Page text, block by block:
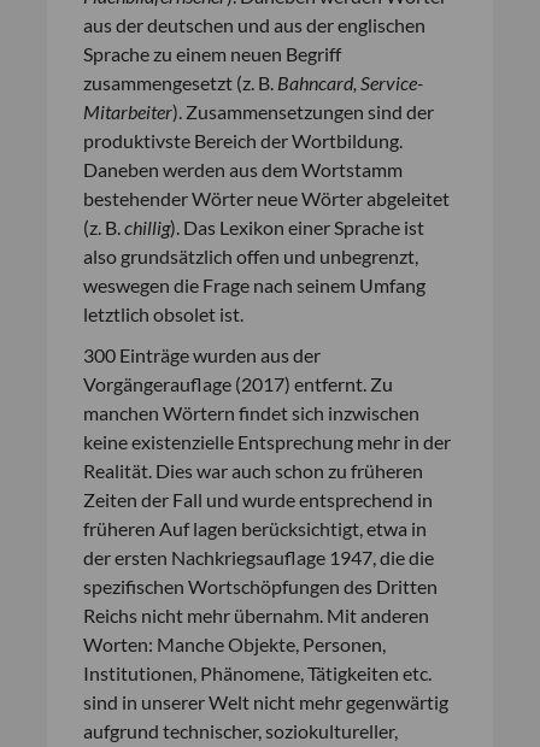
aus der deutschen und aus der englischen
Sprache zu einem neuen Begriff
zusammengesetzt (z. B. Bahncard, Service-
Mitarbeiter). Zusammensetzungen sind der
produktivste Bereich der Wortbildung.
Daneben werden aus dem Wortstamm
bestehender Wörter neue Wörter abgeleitet
(z. B.chillig). Das Lexikon einer Sprache ist
also grundsätzlich offen und unbegrenzt,
weswegen die Frage nach seinem Umfang
letztlich obsolet ist.
300 Einträge wurden aus der
Vorgängerauflage (2017) entfernt. Zu
manchen Wörtern findet sich inzwischen
keine existenzielle Entsprechung mehr in der
Realität. Dies war auch schon zu früheren
Zeiten der Fall und wurde entsprechend in
früheren Auf lagen berücksichtigt, etwa in
der ersten Nachkriegsauflage 1947, die die
spezifischen Wortschöpfungen des Dritten
Reichs nicht mehr übernahm. Mit anderen
Worten: Manche Objekte, Personen,
Institutionen, Phänomene, Tätigkeiten etc.
sind in unserer Welt nicht mehr gegenwärtig
aufgrund technischer, soziokultureller,